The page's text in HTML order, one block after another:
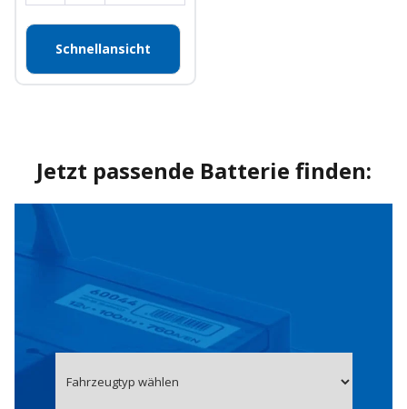
Schnellansicht
Jetzt passende Batterie finden: